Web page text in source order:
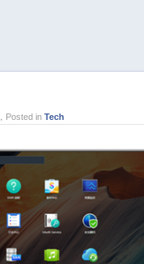
，Posted inTech